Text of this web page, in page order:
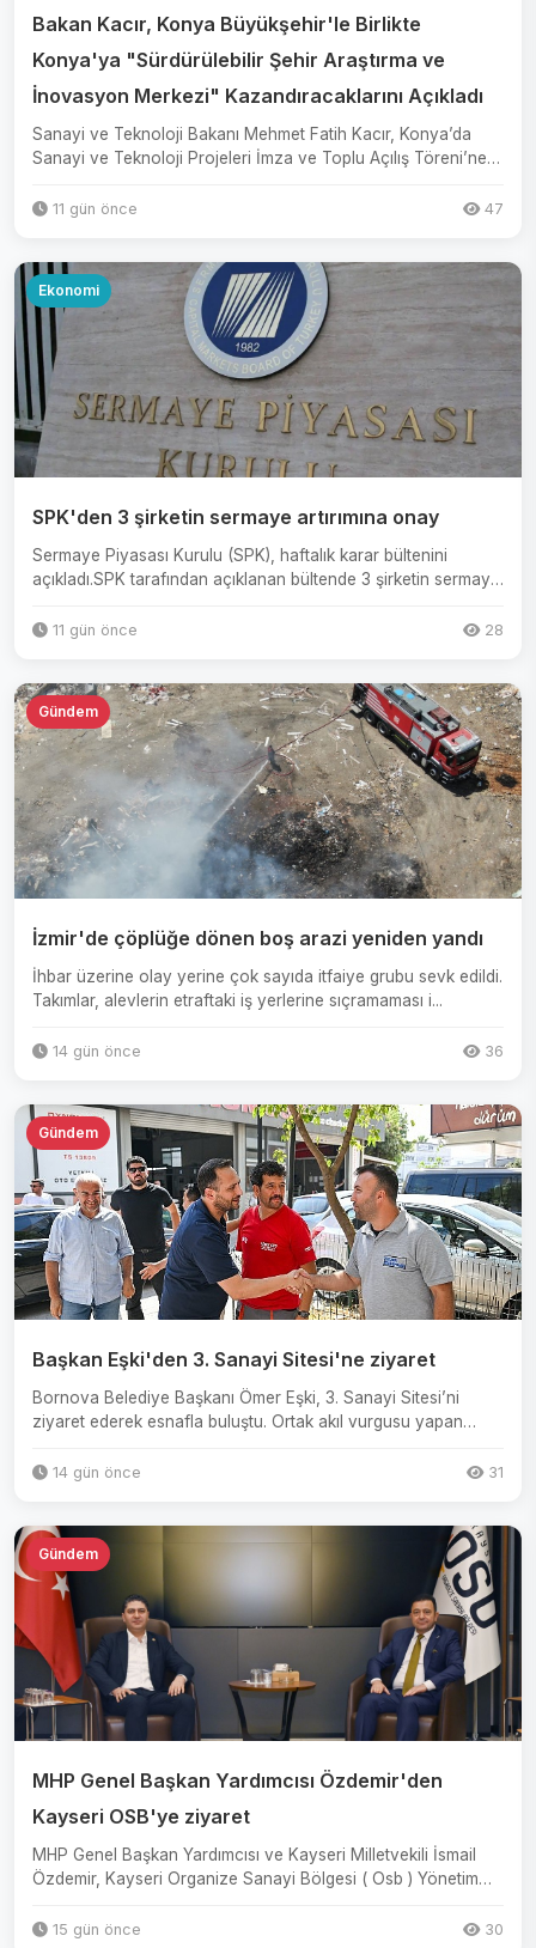
Bakan Kacır, Konya Büyükşehir'le Birlikte
Konya'ya "Sürdürülebilir Şehir Araştırma ve
İnovasyon Merkezi" Kazandıracaklarını Açıkladı
Sanayi ve Teknoloji Bakanı Mehmet Fatih Kacır, Konya’da
Sanayi ve Teknoloji Projeleri İmza ve Toplu Açılış Töreni’ne
11 gün önce 47
Ekonomi
SPK'den 3 şirketin sermaye artırımına onay
Sermaye Piyasası Kurulu (SPK), haftalık karar bültenini
açıkladı.SPK tarafından açıklanan bültende 3 şirketin sermaye
11 gün önce 28
Gündem
İzmir'de çöplüğe dönen boş arazi yeniden yandı
İhbar üzerine olay yerine çok sayıda itfaiye grubu sevk edildi.
Takımlar, alevlerin etraftaki iş yerlerine sıçramaması i...
14 gün önce 36
Gündem
Başkan Eşki'den 3. Sanayi Sitesi'ne ziyaret
Bornova Belediye Başkanı Ömer Eşki, 3. Sanayi Sitesi’ni
ziyaret ederek esnafla buluştu. Ortak akıl vurgusu yapan
14 gün önce 31
Gündem
MHP Genel Başkan Yardımcısı Özdemir'den
Kayseri OSB'ye ziyaret
MHP Genel Başkan Yardımcısı ve Kayseri Milletvekili İsmail
Özdemir, Kayseri Organize Sanayi Bölgesi ( Osb ) Yönetim
15 gün önce 30